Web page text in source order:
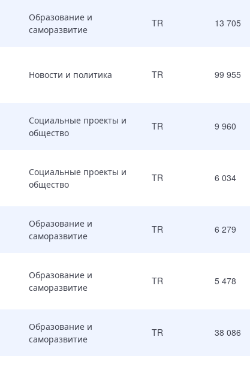
Образование и
саморазвитие
TR 13 705
Новости и политика TR 99 955
Социальные проекты и
общество
TR 9 960
Социальные проекты и
общество
TR 6 034
Образование и
саморазвитие
TR 6 279
Образование и
саморазвитие
TR 5 478
Образование и
саморазвитие
TR 38 086